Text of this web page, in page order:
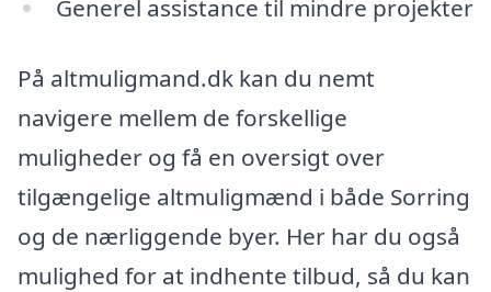
Generel assistance til mindre projekter
På altmuligmand.dk kan du nemt
navigere mellem de forskellige
muligheder og få en oversigt over
tilgængelige altmuligmænd i både Sorring
og de nærliggende byer. Her har du også
mulighed for at indhente tilbud, så du kan